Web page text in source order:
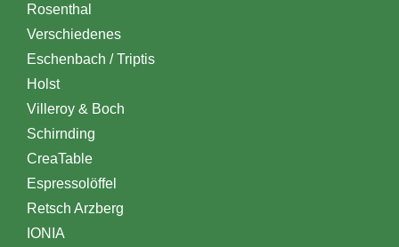
Rosenthal
Verschiedenes
Eschenbach / Triptis
Holst
Villeroy & Boch
Schirnding
CreaTable
Espressolöffel
Retsch Arzberg
IONIA